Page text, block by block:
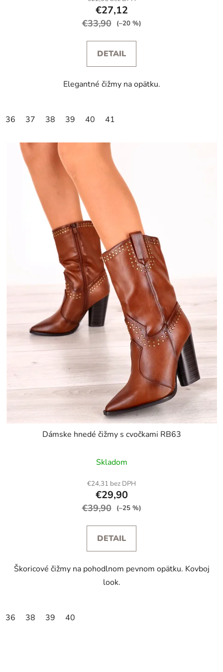
€27,12
€33,90 (–20 %)
DETAIL
Elegantné čižmy na opätku.
36 37 38 39 40 41
Dámske hnedé čižmy s cvočkami RB63
hodnotenie
produktu
je
5,0
5
Skladom
€24,31 bez DPH
€29,90
€39,90 (–25 %)
DETAIL
Škoricové čižmy na pohodlnom pevnom opätku. Kovboj
look.
36 38 39 40